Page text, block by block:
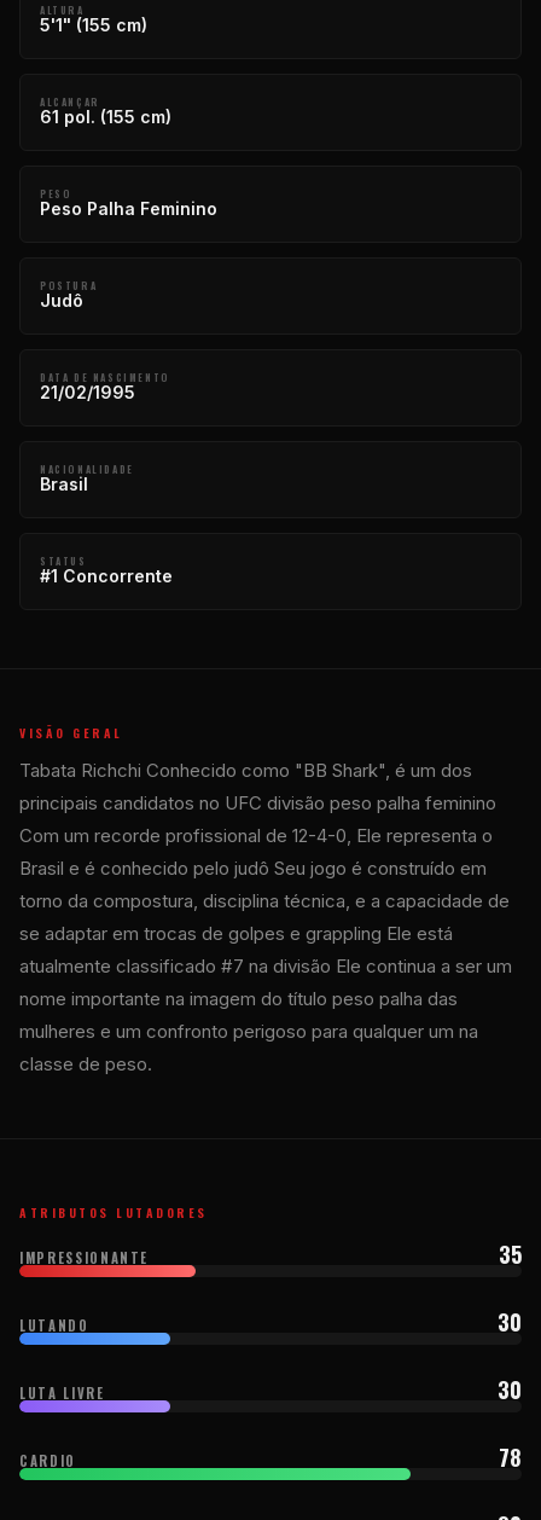
ALTURA
5'1" (155 cm)
ALCANÇAR
61 pol. (155 cm)
PESO
Peso Palha Feminino
POSTURA
Judô
DATA DE NASCIMENTO
21/02/1995
NACIONALIDADE
Brasil
STATUS
#1 Concorrente
VISÃO GERAL
Tabata Richchi Conhecido como "BB Shark", é um dos
principais candidatos no UFC divisão peso palha feminino
Com um recorde profissional de 12-4-0, Ele representa o
Brasil e é conhecido pelo judô Seu jogo é construído em
torno da compostura, disciplina técnica, e a capacidade de
se adaptar em trocas de golpes e grappling Ele está
atualmente classificado #7 na divisão Ele continua a ser um
nome importante na imagem do título peso palha das
mulheres e um confronto perigoso para qualquer um na
classe de peso.
ATRIBUTOS LUTADORES
IMPRESSIONANTE 35
LUTANDO 30
LUTA LIVRE 30
CARDIO 78